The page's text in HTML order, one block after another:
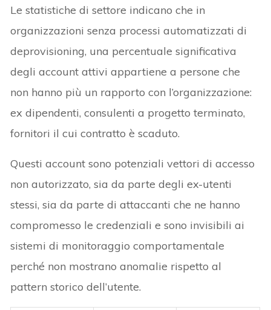
Le statistiche di settore indicano che in
organizzazioni senza processi automatizzati di
deprovisioning, una percentuale significativa
degli account attivi appartiene a persone che
non hanno più un rapporto con l’organizzazione:
ex dipendenti, consulenti a progetto terminato,
fornitori il cui contratto è scaduto.
Questi account sono potenziali vettori di accesso
non autorizzato, sia da parte degli ex-utenti
stessi, sia da parte di attaccanti che ne hanno
compromesso le credenziali e sono invisibili ai
sistemi di monitoraggio comportamentale
perché non mostrano anomalie rispetto al
pattern storico dell’utente.